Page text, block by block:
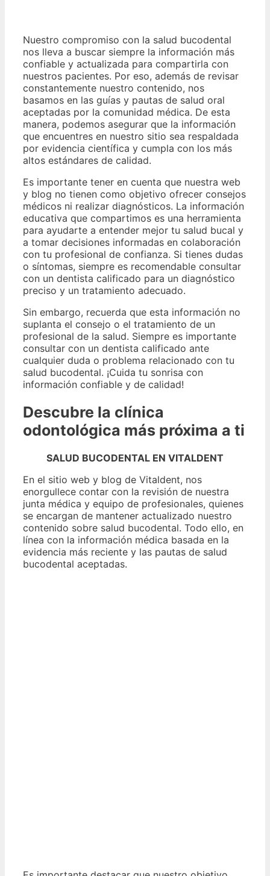
Nuestro compromiso con la salud bucodental
nos lleva a buscar siempre la información más
confiable y actualizada para compartirla con
nuestros pacientes. Por eso, además de revisar
constantemente nuestro contenido, nos
basamos en las guías y pautas de salud oral
aceptadas por la comunidad médica. De esta
manera, podemos asegurar que la información
que encuentres en nuestro sitio sea respaldada
por evidencia científica y cumpla con los más
altos estándares de calidad.
Es importante tener en cuenta que nuestra web
y blog no tienen como objetivo ofrecer consejos
médicos ni realizar diagnósticos. La información
educativa que compartimos es una herramienta
para ayudarte a entender mejor tu salud bucal y
a tomar decisiones informadas en colaboración
con tu profesional de confianza. Si tienes dudas
o síntomas, siempre es recomendable consultar
con un dentista calificado para un diagnóstico
preciso y un tratamiento adecuado.
Sin embargo, recuerda que esta información no
suplanta el consejo o el tratamiento de un
profesional de la salud. Siempre es importante
consultar con un dentista calificado ante
cualquier duda o problema relacionado con tu
salud bucodental. ¡Cuida tu sonrisa con
información confiable y de calidad!
Descubre la clínica
odontológica más próxima a ti
SALUD BUCODENTAL EN VITALDENT
En el sitio web y blog de Vitaldent, nos
enorgullece contar con la revisión de nuestra
junta médica y equipo de profesionales, quienes
se encargan de mantener actualizado nuestro
contenido sobre salud bucodental. Todo ello, en
línea con la información médica basada en la
evidencia más reciente y las pautas de salud
bucodental aceptadas.